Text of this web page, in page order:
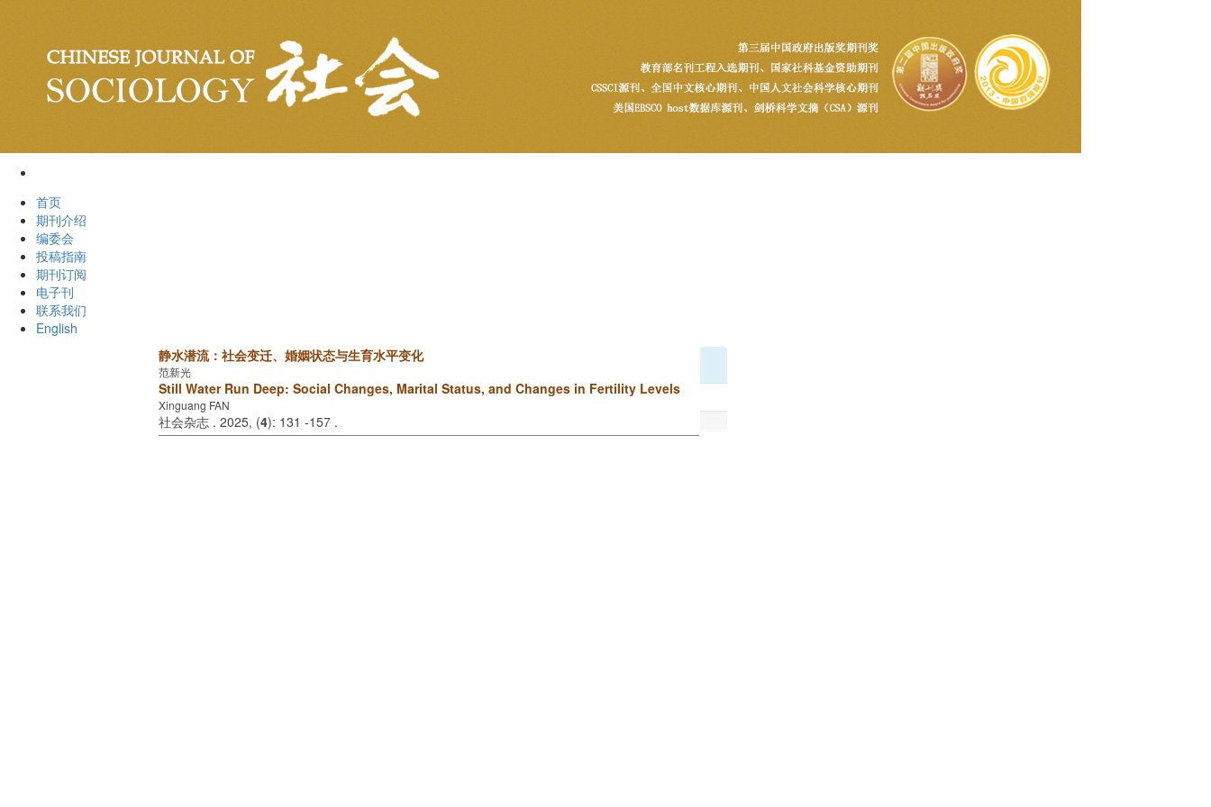
首页
期刊介绍
编委会
投稿指南
期刊订阅
电子刊
联系我们
English
静水潜流：社会变迁、婚姻状态与生育水平变化
范新光
Still Water Run Deep: Social Changes, Marital Status, and Changes in Fertility Levels
Xinguang FAN
社会杂志 . 2025, (4): 131 -157 .